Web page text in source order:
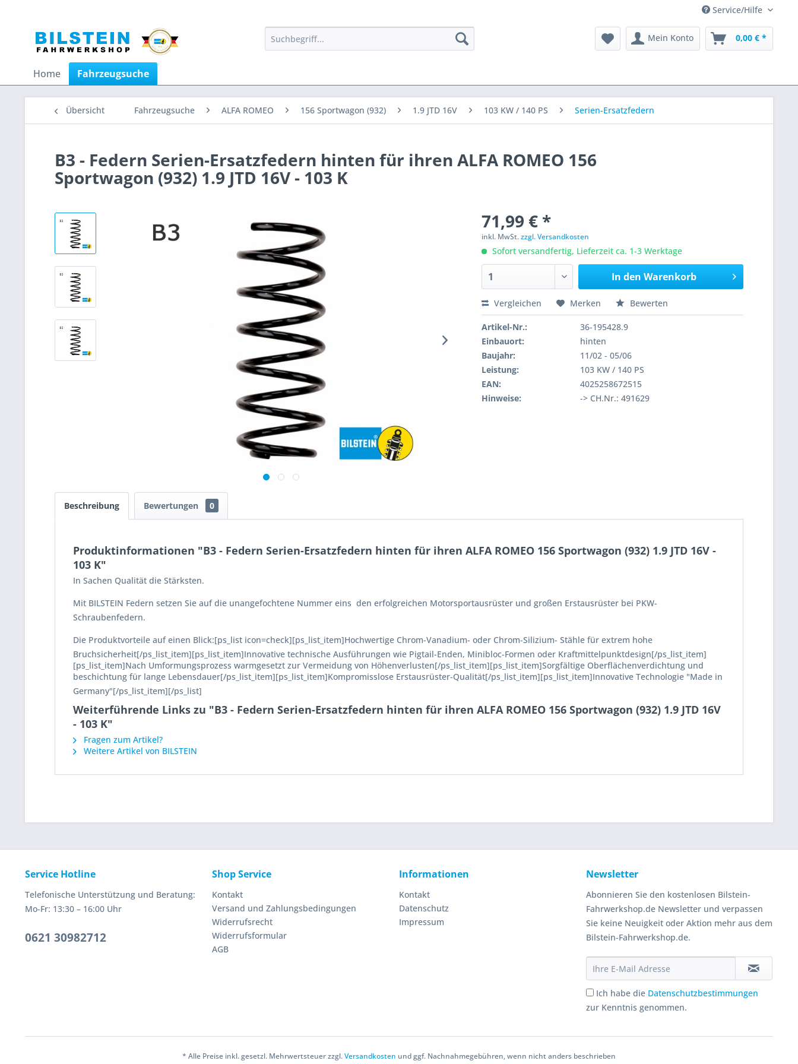
Service/Hilfe
Mein Konto 0,00 € *
Home Fahrzeugsuche
Übersicht Fahrzeugsuche ALFA ROMEO 156 Sportwagon (932) 1.9 JTD 16V 103 KW / 140 PS Serien-Ersatzfedern
B3 - Federn Serien-Ersatzfedern hinten für ihren ALFA ROMEO 156
Sportwagon (932) 1.9 JTD 16V - 103 K
71,99 € *
inkl. MwSt.zzgl. Versandkosten
Sofort versandfertig, Lieferzeit ca. 1-3 Werktage
In den Warenkorb
Vergleichen Merken Bewerten
Artikel-Nr.:
36-195428.9
Einbauort:
hinten
Baujahr:
11/02 - 05/06
Leistung:
103 KW / 140 PS
EAN:
4025258672515
Hinweise:
-> CH.Nr.: 491629
Beschreibung Bewertungen 0
Produktinformationen "B3 - Federn Serien-Ersatzfedern hinten für ihren ALFA ROMEO 156 Sportwagon (932) 1.9 JTD 16V -
103 K"
In Sachen Qualität die Stärksten.
Mit BILSTEIN Federn setzen Sie auf die unangefochtene Nummer eins  den erfolgreichen Motorsportausrüster und großen Erstausrüster bei PKW-
Schraubenfedern.
Die Produktvorteile auf einen Blick:[ps_list icon=check][ps_list_item]Hochwertige Chrom-Vanadium- oder Chrom-Silizium- Stähle für extrem hohe
Bruchsicherheit[/ps_list_item][ps_list_item]Innovative technische Ausführungen wie Pigtail-Enden, Minibloc-Formen oder Kraftmittelpunktdesign[/ps_list_item]
[ps_list_item]Nach Umformungsprozess warmgesetzt zur Vermeidung von Höhenverlusten[/ps_list_item][ps_list_item]Sorgfältige Oberflächenverdichtung und
beschichtung für lange Lebensdauer[/ps_list_item][ps_list_item]Kompromisslose Erstausrüster-Qualität[/ps_list_item][ps_list_item]Innovative Technologie "Made in
Germany"[/ps_list_item][/ps_list]
Weiterführende Links zu "B3 - Federn Serien-Ersatzfedern hinten für ihren ALFA ROMEO 156 Sportwagon (932) 1.9 JTD 16V
- 103 K"
Fragen zum Artikel?
Weitere Artikel von BILSTEIN
Service Hotline
Telefonische Unterstützung und Beratung:
Mo-Fr: 13:30 – 16:00 Uhr
0621 30982712
Shop Service
Kontakt
Versand und Zahlungsbedingungen
Widerrufsrecht
Widerrufsformular
AGB
Informationen
Kontakt
Datenschutz
Impressum
Newsletter
Abonnieren Sie den kostenlosen Bilstein-
Fahrwerkshop.de Newsletter und verpassen
Sie keine Neuigkeit oder Aktion mehr aus dem
Bilstein-Fahrwerkshop.de.
Ich habe die Datenschutzbestimmungen
zur Kenntnis genommen.
* Alle Preise inkl. gesetzl. Mehrwertsteuer zzgl.Versandkosten und ggf. Nachnahmegebühren, wenn nicht anders beschrieben